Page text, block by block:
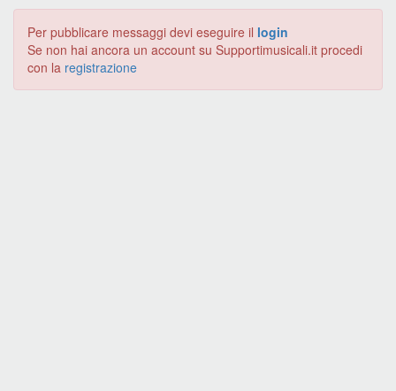
Per pubblicare messaggi devi eseguire il login
Se non hai ancora un account su Supportimusicali.it procedi
con la registrazione